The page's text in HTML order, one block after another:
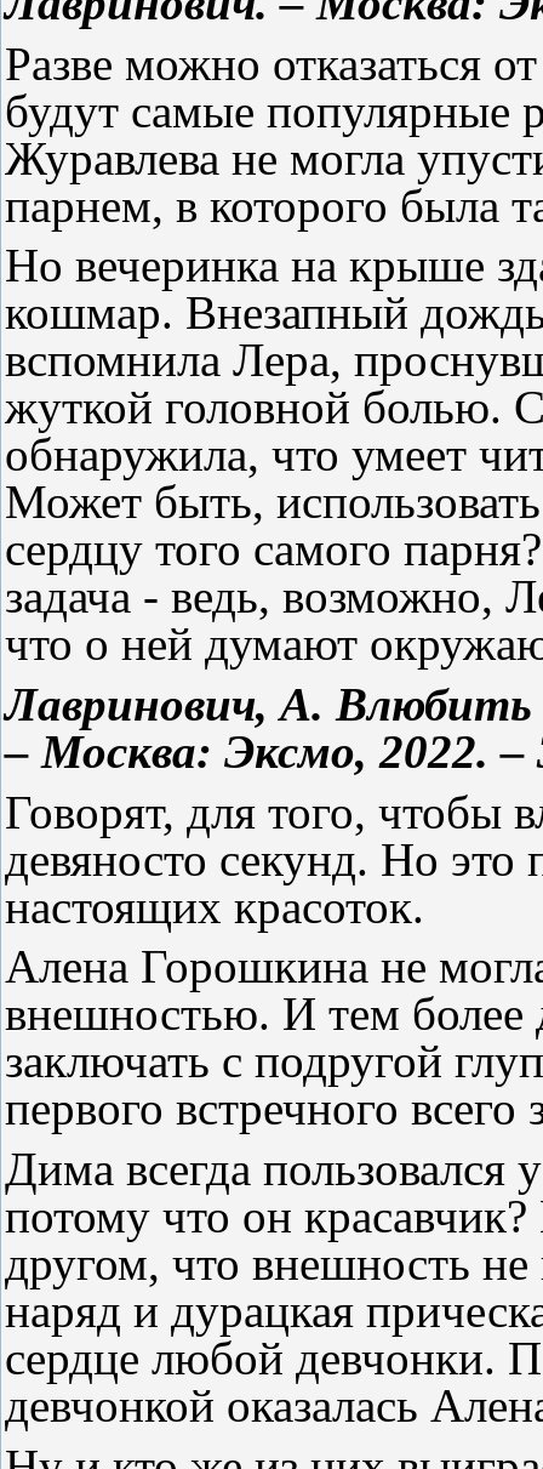
Разве можно отказаться
будут самые популярные
Журавлева не могла
парнем, в которого была
Но вечеринка на крыше
кошмар. Внезапный
вспомнила Лера,
жуткой головной болью.
обнаружила, что умеет
Может быть,
сердцу того самого
задача - ведь, возможно,
что о ней думают
Лавринович, А. Влюбить
– Москва: Эксмо, 2022. –
Говорят, для того, чтобы
девяносто секунд. Но это
настоящих красоток.
Алена Горошкина не
внешностью. И тем более
заключать с подругой
первого встречного
Дима всегда
потому что он
другом, что внешность
наряд и дурацкая
сердце любой девчонки.
девчонкой оказалась